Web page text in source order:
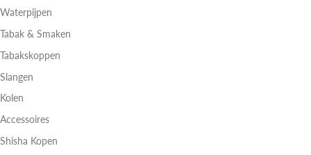
Waterpijpen
Tabak & Smaken
Tabakskoppen
Slangen
Kolen
Accessoires
Shisha Kopen